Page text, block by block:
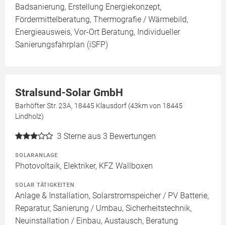
Badsanierung, Erstellung Energiekonzept,
Fördermittelberatung, Thermografie / Wärmebild,
Energieausweis, Vor-Ort Beratung, Individueller
Sanierungsfahrplan (iSFP)
Stralsund-Solar GmbH
Barhöfter Str. 23A, 18445 Klausdorf (43km von 18445
Lindholz)
3 Sterne aus 3 Bewertungen
SOLARANLAGE
Photovoltaik, Elektriker, KFZ Wallboxen
SOLAR TÄTIGKEITEN
Anlage & Installation, Solarstromspeicher / PV Batterie,
Reparatur, Sanierung / Umbau, Sicherheitstechnik,
Neuinstallation / Einbau, Austausch, Beratung